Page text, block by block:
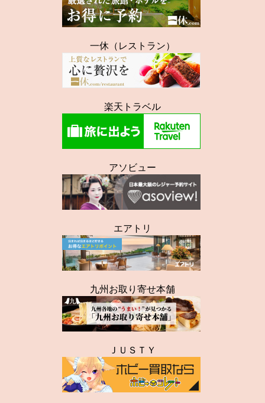
一休（レストラン）
楽天トラベル
アソビュー
エアトリ
九州お取り寄せ本舗
ＪＵＳＴＹ